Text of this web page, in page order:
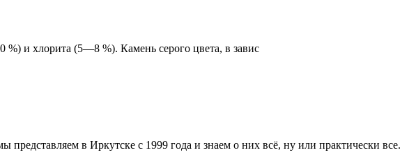
%) и хлорита (5—8 %). Камень серого цвета, в завис
в Иркутске с 1999 года и знаем о них всё, ну или практически все.